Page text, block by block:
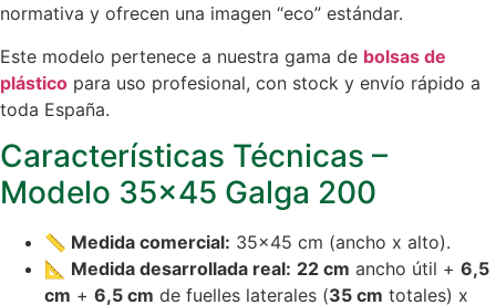
normativa y ofrecen una imagen “eco” estándar.
Este modelo pertenece a nuestra gama de bolsas de
plástico para uso profesional, con stock y envío rápido a
toda España.
Características Técnicas –
Modelo 35×45 Galga 200
📏 Medida comercial: 35×45 cm (ancho x alto).
📐 Medida desarrollada real: 22 cm ancho útil + 6,5
cm + 6,5 cm de fuelles laterales (35 cm totales) x